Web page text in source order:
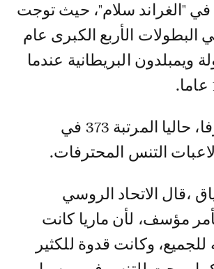
36 لقبا منها 5 في "الغراند سلام"، حيث توجت
البطولات الأربع الكبرى عام
ويمبلدون البريطانية عندما
وتحتل شارابوفا، حاليا المرتبة 373 في
التنس المحترفات.
،قال الاتحاد الروسي
مؤسف، لأن ماريا كانت
للجميع، وكانت قدوة للكثير